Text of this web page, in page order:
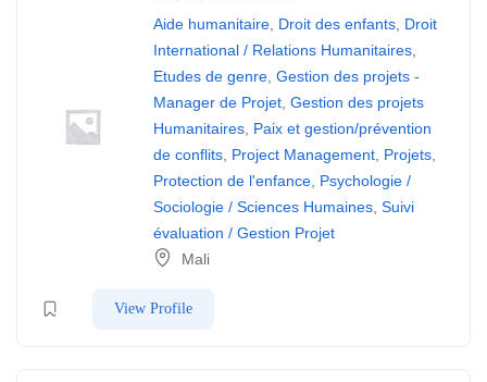
Aide humanitaire, Droit des enfants, Droit
International / Relations Humanitaires,
Etudes de genre, Gestion des projets -
Manager de Projet, Gestion des projets
Humanitaires, Paix et gestion/prévention
de conflits, Project Management, Projets,
Protection de l'enfance, Psychologie /
Sociologie / Sciences Humaines, Suivi
évaluation / Gestion Projet
Mali
View Profile